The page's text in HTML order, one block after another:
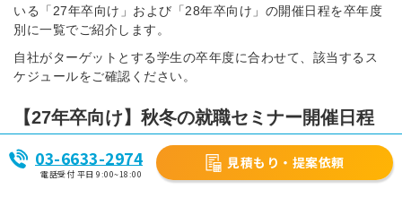
いる「27年卒向け」および「28年卒向け」の開催日程を卒年度
別に一覧でご紹介します。
自社がターゲットとする学生の卒年度に合わせて、該当するス
ケジュールをご確認ください。
【27年卒向け】秋冬の就職セミナー開催日程
27年卒をターゲットとした秋冬の対面イベント（就職セミナ
ー・合同面談会）の日程一覧です。
03-6633-2974
電話受付 平日 9:00~18:00
見積もり・提案依頼